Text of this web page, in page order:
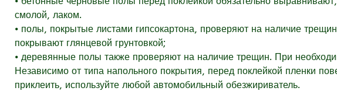
смолой, лаком.
⦁ полы, покрытые листами гипсокартона, проверяют на наличие
покрывают глянцевой грунтовкой;
⦁ деревянные полы также проверяют на наличие трещин. При
Независимо от типа напольного покрытия, перед поклейкой пленки
приклеить, используйте любой автомобильный обезжириватель.